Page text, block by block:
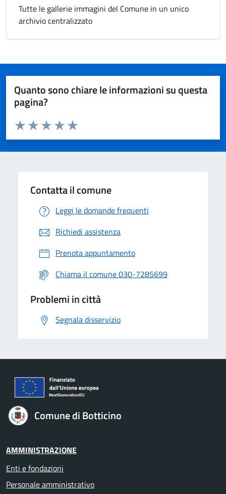
Tutte le gallerie immagini del Comune in un unico
archivio centralizzato
Quanto sono chiare le informazioni su questa
pagina?
Valuta da 1 a 5 stelle la pagina
Valuta 5 stelle su 5
Valuta 4 stelle su 5
Valuta 3 stelle su 5
Valuta 2 stelle su 5
Valuta 1 stelle su 5
Contatta il comune
Leggi le domande frequenti
Richiedi assistenza
Prenota appuntamento
Chiama il comune 030-7285699
Problemi in città
Segnala disservizio
Comune di Botticino
AMMINISTRAZIONE
Enti e fondazioni
Personale amministrativo